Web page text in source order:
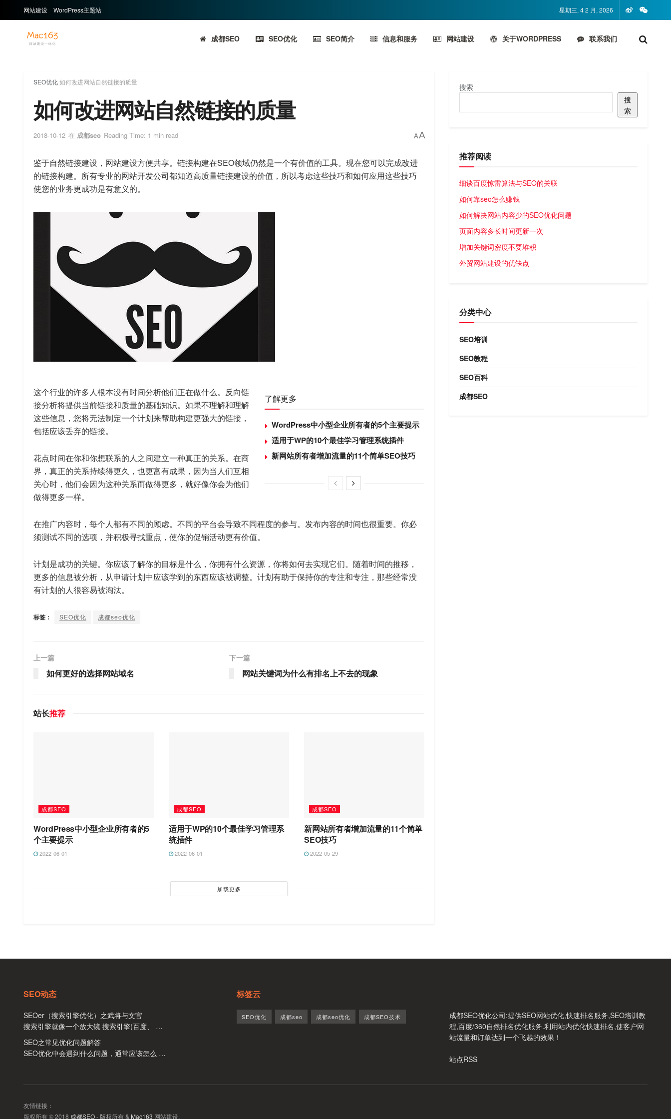
网站建设 WordPress主题站 星期三, 4 2 月, 2026
成都SEO SEO优化 SEO简介 信息和服务 网站建设 关于WORDPRESS 联系我们
SEO优化如何改进网站自然链接的质量
如何改进网站自然链接的质量
2018-10-12 在 成都seo Reading Time: 1 min read AA
鉴于自然链接建设，网站建设方便共享。链接构建在SEO领域仍然是一个有价值的工具。现在您可以完成改进
的链接构建。所有专业的网站开发公司都知道高质量链接建设的价值，所以考虑这些技巧和如何应用这些技巧
使您的业务更成功是有意义的。
了解更多
WordPress中小型企业所有者的5个主要提示
适用于WP的10个最佳学习管理系统插件
新网站所有者增加流量的11个简单SEO技巧
这个行业的许多人根本没有时间分析他们正在做什么。反向链
接分析将提供当前链接和质量的基础知识。如果不理解和理解
这些信息，您将无法制定一个计划来帮助构建更强大的链接，
包括应该丢弃的链接。
花点时间在你和你想联系的人之间建立一种真正的关系。在商
界，真正的关系持续得更久，也更富有成果，因为当人们互相
关心时，他们会因为这种关系而做得更多，就好像你会为他们
做得更多一样。
在推广内容时，每个人都有不同的顾虑。不同的平台会导致不同程度的参与。发布内容的时间也很重要。你必
须测试不同的选项，并积极寻找重点，使你的促销活动更有价值。
计划是成功的关键。你应该了解你的目标是什么，你拥有什么资源，你将如何去实现它们。随着时间的推移，
更多的信息被分析，从申请计划中应该学到的东西应该被调整。计划有助于保持你的专注和专注，那些经常没
有计划的人很容易被淘汰。
标签： SEO优化 成都seo优化
上一篇
如何更好的选择网站域名
下一篇
网站关键词为什么有排名上不去的现象
站长推荐
成都SEO
WordPress中小型企业所有者的5
个主要提示
2022-06-01
成都SEO
适用于WP的10个最佳学习管理系
统插件
2022-06-01
成都SEO
新网站所有者增加流量的11个简单
SEO技巧
2022-05-29
加载更多
搜索
搜
索
推荐阅读
细谈百度惊雷算法与SEO的关联
如何靠seo怎么赚钱
如何解决网站内容少的SEO优化问题
页面内容多长时间更新一次
增加关键词密度不要堆积
外贸网站建设的优缺点
分类中心
SEO培训
SEO教程
SEO百科
成都SEO
SEO动态
SEOer（搜索引擎优化）之武将与文官
搜索引擎就像一个放大镜 搜索引擎(百度、 …
SEO之常见优化问题解答
SEO优化中会遇到什么问题，通常应该怎么 …
标签云
SEO优化 成都seo 成都seo优化 成都SEO技术 成都SEO优化公司:提供SEO网站优化,快速排名服务,SEO培训教
程,百度/360自然排名优化服务.利用站内优化快速排名,使客户网
站流量和订单达到一个飞越的效果！
站点RSS
友情链接：
版权所有 © 2018 成都SEO- 版权所有 & Mac163 网站建设.